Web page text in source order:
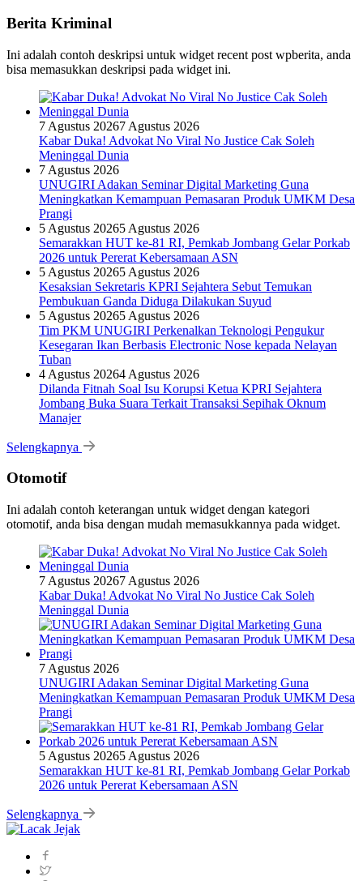
Berita Kriminal
Ini adalah contoh deskripsi untuk widget recent post wpberita, anda
bisa memasukkan deskripsi pada widget ini.
7 Agustus 20267 Agustus 2026
Kabar Duka! Advokat No Viral No Justice Cak Soleh
Meninggal Dunia
7 Agustus 2026
UNUGIRI Adakan Seminar Digital Marketing Guna
Meningkatkan Kemampuan Pemasaran Produk UMKM Desa
Prangi
5 Agustus 20265 Agustus 2026
Semarakkan HUT ke-81 RI, Pemkab Jombang Gelar Porkab
2026 untuk Pererat Kebersamaan ASN
5 Agustus 20265 Agustus 2026
Kesaksian Sekretaris KPRI Sejahtera Sebut Temukan
Pembukuan Ganda Diduga Dilakukan Suyud
5 Agustus 20265 Agustus 2026
Tim PKM UNUGIRI Perkenalkan Teknologi Pengukur
Kesegaran Ikan Berbasis Electronic Nose kepada Nelayan
Tuban
4 Agustus 20264 Agustus 2026
Dilanda Fitnah Soal Isu Korupsi Ketua KPRI Sejahtera
Jombang Buka Suara Terkait Transaksi Sepihak Oknum
Manajer
Selengkapnya
Otomotif
Ini adalah contoh keterangan untuk widget dengan kategori
otomotif, anda bisa dengan mudah memasukkannya pada widget.
7 Agustus 20267 Agustus 2026
Kabar Duka! Advokat No Viral No Justice Cak Soleh
Meninggal Dunia
7 Agustus 2026
UNUGIRI Adakan Seminar Digital Marketing Guna
Meningkatkan Kemampuan Pemasaran Produk UMKM Desa
Prangi
5 Agustus 20265 Agustus 2026
Semarakkan HUT ke-81 RI, Pemkab Jombang Gelar Porkab
2026 untuk Pererat Kebersamaan ASN
Selengkapnya